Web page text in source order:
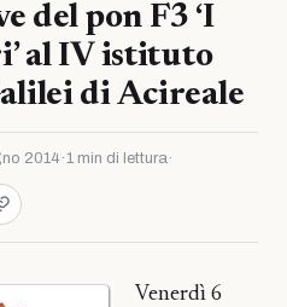
del pon F3 ‘I
al IV istituto
di Acireale
2014 ·1 min di lettura·
Venerdì 6